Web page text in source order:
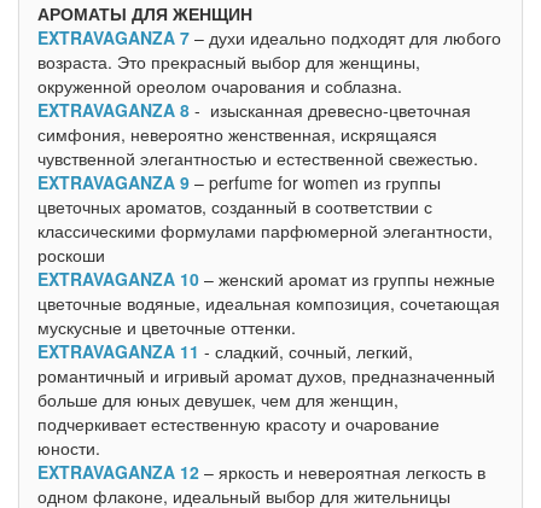
АРОМАТЫ ДЛЯ ЖЕНЩИН
EXTRAVAGANZA 7 – духи идеально подходят для любого
возраста. Это прекрасный выбор для женщины,
окруженной ореолом очарования и соблазна.
EXTRAVAGANZA 8 - изысканная древесно-цветочная
симфония, невероятно женственная, искрящаяся
чувственной элегантностью и естественной свежестью.
EXTRAVAGANZA 9 – perfume for women из группы
цветочных ароматов, созданный в соответствии с
классическими формулами парфюмерной элегантности,
роскоши
EXTRAVAGANZA 10 – женский аромат из группы нежные
цветочные водяные, идеальная композиция, сочетающая
мускусные и цветочные оттенки.
EXTRAVAGANZA 11 - сладкий, сочный, легкий,
романтичный и игривый аромат духов, предназначенный
больше для юных девушек, чем для женщин,
подчеркивает естественную красоту и очарование
юности.
EXTRAVAGANZA 12 – яркость и невероятная легкость в
одном флаконе, идеальный выбор для жительницы